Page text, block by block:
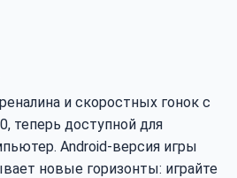
и скоростных гонок с
теперь доступной для
Android-версия игры
новые горизонты: играйте